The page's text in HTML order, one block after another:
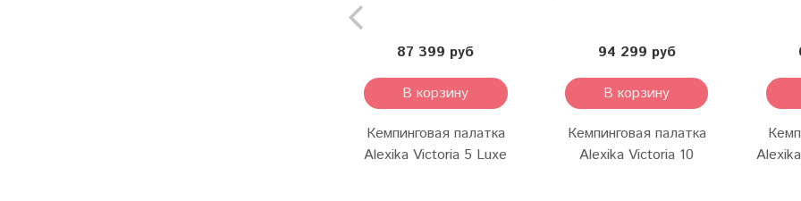
87 399 руб
В корзину
Кемпинговая палатка
Alexika Victoria 5 Luxe
94 299 руб
В корзину
Кемпинговая палатка
Alexika Victoria 10